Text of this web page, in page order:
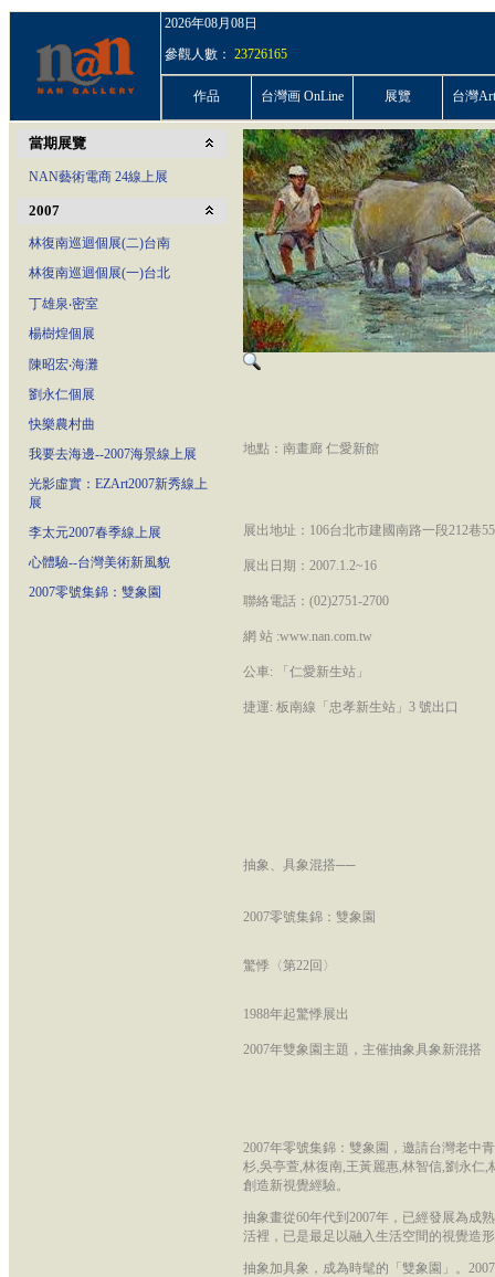
2026年08月08日
參觀人數： 23726165
作品 台灣画 OnLine 展覽 台灣
當期展覽
NAN藝術電商 24線上展
2007
林復南巡迴個展(二)台南
林復南巡迴個展(一)台北
丁雄泉‧密室
楊樹煌個展
陳昭宏‧海灘
劉永仁個展
快樂農村曲
我要去海邊--2007海景線上展
光影虛實：EZArt2007新秀線上
展
李太元2007春季線上展
心體驗--台灣美術新風貌
2007零號集錦：雙象園
地點：南畫廊 仁愛新館
展出地址：106台北市建國南路一段212巷
展出日期：2007.1.2~16
聯絡電話：(02)2751-2700
網 站 :www.nan.com.tw
公車: 「仁愛新生站」
捷運: 板南線「忠孝新生站」3 號出口
抽象、具象混搭──
2007零號集錦：雙象園
驚悸〈第22回〉
1988年起驚悸展出
2007年雙象園主題，主催抽象具象新混搭
2007年零號集錦：雙象園，邀請台灣老中
杉,吳亭萱,林復南,王黃麗惠,林智信,劉永
創造新視覺經驗。
抽象畫從60年代到2007年，已經發展為成
活裡，已是最足以融入生活空間的視覺造
抽象加具象，成為時髦的「雙象園」。